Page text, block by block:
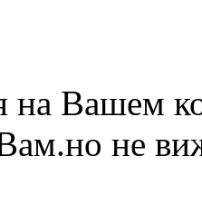
на Вашем
не